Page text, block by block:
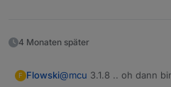
4 Monaten später
F Flowski@mcu 3.1.8 .. oh dann